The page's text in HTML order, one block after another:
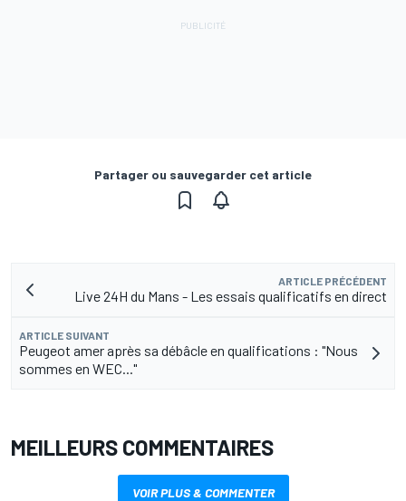
Partager ou sauvegarder cet article
ARTICLE PRÉCÉDENT
Live 24H du Mans - Les essais qualificatifs en direct
ARTICLE SUIVANT
Peugeot amer après sa débâcle en qualifications : "Nous
sommes en WEC..."
MEILLEURS COMMENTAIRES
VOIR PLUS & COMMENTER